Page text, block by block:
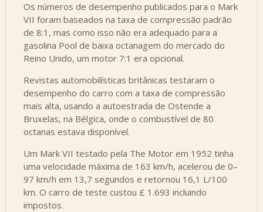
Os números de desempenho publicados para o Mark
VII foram baseados na taxa de compressão padrão
de 8:1, mas como isso não era adequado para a
gasolina Pool de baixa octanagem do mercado do
Reino Unido, um motor 7:1 era opcional.
Revistas automobilísticas britânicas testaram o
desempenho do carro com a taxa de compressão
mais alta, usando a autoestrada de Ostende a
Bruxelas, na Bélgica, onde o combustível de 80
octanas estava disponível.
Um Mark VII testado pela The Motor em 1952 tinha
uma velocidade máxima de 163 km/h, acelerou de 0–
97 km/h em 13,7 segundos e retornou 16,1 L/100
km. O carro de teste custou £ 1.693 incluindo
impostos.